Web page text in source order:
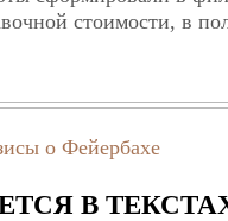
стоимости, в
о Фейербахе
В